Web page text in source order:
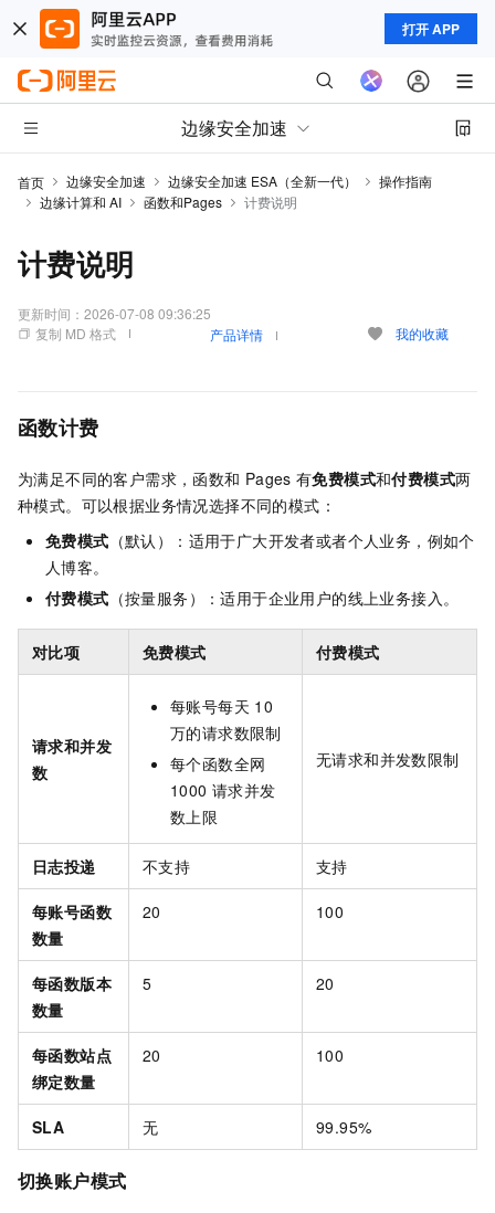
打开 APP
边缘安全加速
首页 边缘安全加速 边缘安全加速 ESA（全新一代）
操作指南
边缘计算和 AI
函数和Pages 计费说明
计费说明
更新时间： 2026-07-08 09:36:25
复制 MD 格式
产品详情 我的收藏
函数计费
为满足不同的客户需求，函数和 Pages 有免费模式和付费模式两
种模式。可以根据业务情况选择不同的模式：
免费模式 （默认）：适用于广大开发者或者个人业务，例如个
人博客。
付费模式 （按量服务）：适用于企业用户的线上业务接入。
对比项 免费模式 付费模式
请求和并发
数
每账号每天 10
万的请求数限制
每个函数全网
1000 请求并发
数上限
无请求和并发数限制
日志投递 不支持 支持
每账号函数
数量
20 100
每函数版本
数量
5 20
每函数站点
绑定数量
20 100
SLA 无 99.95%
切换账户模式